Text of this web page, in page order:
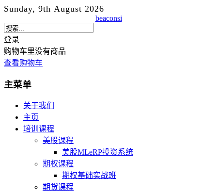
Sunday, 9th August 2026
beaconsi
登录
购物车里没有商品
查看购物车
主菜单
关于我们
主页
培训课程
美股课程
美股MLeRP投资系统
期权课程
期权基础实战班
期货课程